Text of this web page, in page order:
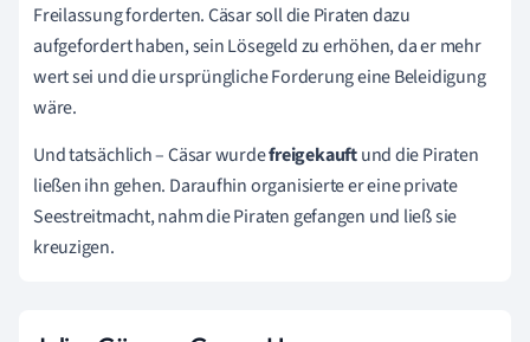
Freilassung forderten. Cäsar soll die Piraten dazu
aufgefordert haben, sein Lösegeld zu erhöhen, da er mehr
wert sei und die ursprüngliche Forderung eine Beleidigung
wäre.
Und tatsächlich – Cäsar wurdefreigekauftund die Piraten
ließen ihn gehen. Daraufhin organisierte er eine private
Seestreitmacht, nahm die Piraten gefangen und ließ sie
kreuzigen.